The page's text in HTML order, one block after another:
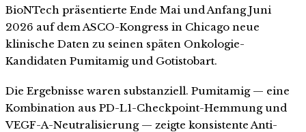
BioNTech präsentierte Ende Mai und Anfang Juni
2026 auf dem ASCO-Kongress in Chicago neue
klinische Daten zu seinen späten Onkologie-
Kandidaten Pumitamig und Gotistobart.
Die Ergebnisse waren substanziell. Pumitamig — eine
Kombination aus PD-L1-Checkpoint-Hemmung und
VEGF-A-Neutralisierung — zeigte konsistente Anti-